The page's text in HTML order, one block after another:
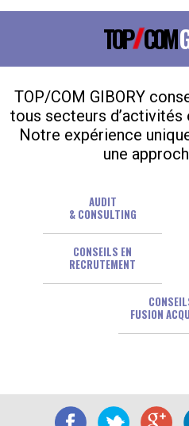
TOP COM
TOP/COM GIBORY
tous secteurs
Notre expérience
une
AUDIT
& CONSULTING
CONSEILS EN
RECRUTEMENT
FUSION